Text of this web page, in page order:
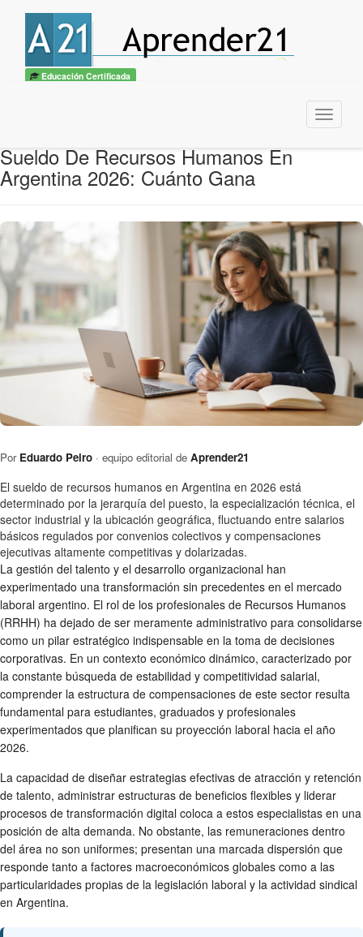
Educación Certificada
Menu
Sueldo De Recursos Humanos En
Argentina 2026: Cuánto Gana
Por Eduardo Peiro · equipo editorial de Aprender21
El sueldo de recursos humanos en Argentina en 2026 está
determinado por la jerarquía del puesto, la especialización técnica, el
sector industrial y la ubicación geográfica, fluctuando entre salarios
básicos regulados por convenios colectivos y compensaciones
ejecutivas altamente competitivas y dolarizadas.
La gestión del talento y el desarrollo organizacional han
experimentado una transformación sin precedentes en el mercado
laboral argentino. El rol de los profesionales de Recursos Humanos
(RRHH) ha dejado de ser meramente administrativo para consolidarse
como un pilar estratégico indispensable en la toma de decisiones
corporativas. En un contexto económico dinámico, caracterizado por
la constante búsqueda de estabilidad y competitividad salarial,
comprender la estructura de compensaciones de este sector resulta
fundamental para estudiantes, graduados y profesionales
experimentados que planifican su proyección laboral hacia el año
2026.
La capacidad de diseñar estrategias efectivas de atracción y retención
de talento, administrar estructuras de beneficios flexibles y liderar
procesos de transformación digital coloca a estos especialistas en una
posición de alta demanda. No obstante, las remuneraciones dentro
del área no son uniformes; presentan una marcada dispersión que
responde tanto a factores macroeconómicos globales como a las
particularidades propias de la legislación laboral y la actividad sindical
en Argentina.